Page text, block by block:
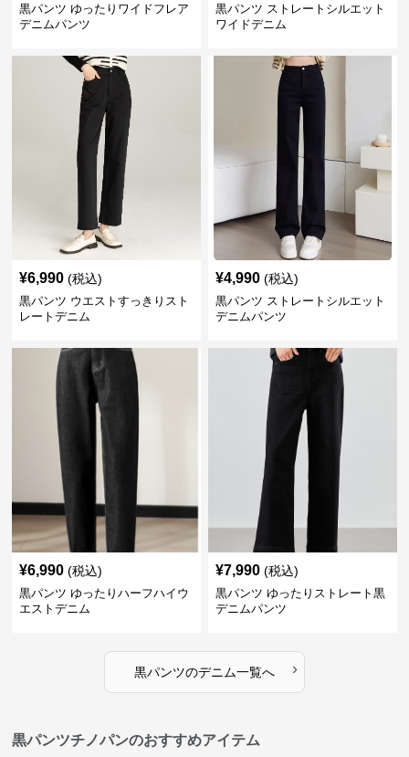
黒パンツ ゆったりワイドフレア
デニムパンツ
黒パンツ ストレートシルエット
ワイドデニム
¥6,990 (税込)
黒パンツ ウエストすっきりスト
レートデニム
¥4,990 (税込)
黒パンツ ストレートシルエット
デニムパンツ
¥6,990 (税込)
黒パンツ ゆったりハーフハイウ
エストデニム
¥7,990 (税込)
黒パンツ ゆったりストレート黒
デニムパンツ
黒パンツのデニム一覧へ ›
黒パンツチノパンのおすすめアイテム